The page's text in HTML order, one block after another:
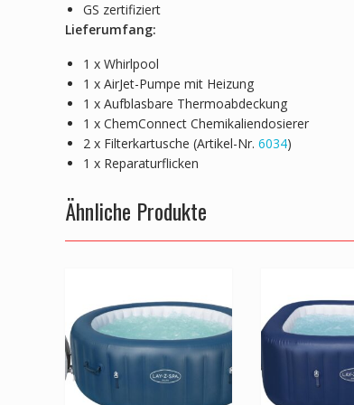
GS zertifiziert
Lieferumfang:
1 x Whirlpool
1 x AirJet-Pumpe mit Heizung
1 x Aufblasbare Thermoabdeckung
1 x ChemConnect Chemikaliendosierer
2 x Filterkartusche (Artikel-Nr. 6034)
1 x Reparaturflicken
Ähnliche Produkte